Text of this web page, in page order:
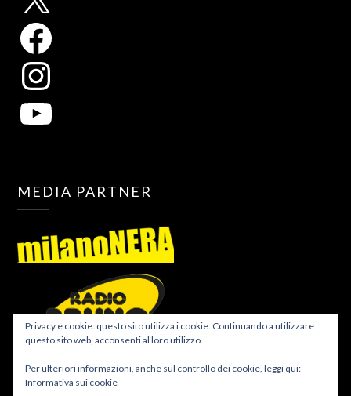
MEDIA PARTNER
Privacy e cookie: questo sito utilizza i cookie. Continuando a utilizzare
questo sito web, acconsenti al loro utilizzo.
Per ulteriori informazioni, anche sul controllo dei cookie, leggi qui:
Informativa sui cookie